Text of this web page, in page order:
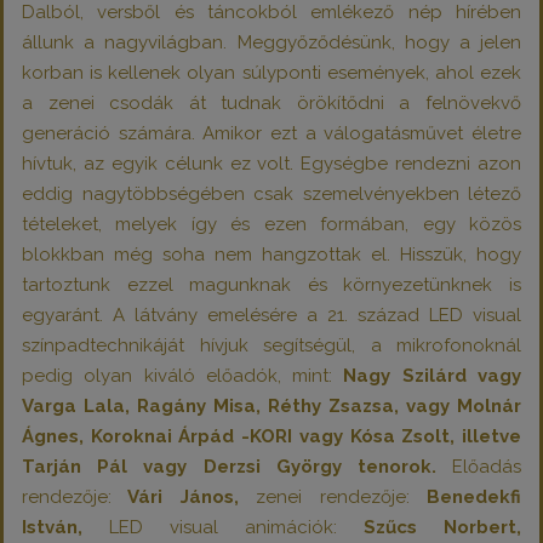
Dalból, versből és táncokból emlékező nép hírében
állunk a nagyvilágban. Meggyőződésünk, hogy a jelen
korban is kellenek olyan súlyponti események, ahol ezek
a zenei csodák át tudnak örökítődni a felnövekvő
generáció számára. Amikor ezt a válogatásművet életre
hívtuk, az egyik célunk ez volt. Egységbe rendezni azon
eddig nagytöbbségében csak szemelvényekben létező
tételeket, melyek így és ezen formában, egy közös
blokkban még soha nem hangzottak el. Hisszük, hogy
tartoztunk ezzel magunknak és környezetünknek is
egyaránt. A látvány emelésére a 21. század LED visual
színpadtechnikáját hívjuk segítségül, a mikrofonoknál
pedig olyan kiváló előadók, mint: Nagy Szilárd vagy
Varga Lala, Ragány Misa, Réthy Zsazsa, vagy Molnár
Ágnes, Koroknai Árpád -KORI vagy Kósa Zsolt, illetve
Tarján Pál vagy Derzsi György tenorok.
Előadás
rendezője: Vári János, zenei rendezője: Benedekfi
István, LED visual animációk: Szűcs Norbert,